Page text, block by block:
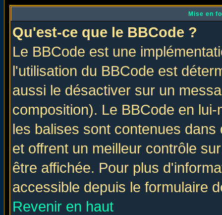
Mise en
Qu'est-ce que le BBCode ?
Le BBCode est une
l'utilisation du BBCode est
aussi le désactiver sur un
composition). Le BBCode en
les balises sont contenues
et offrent un meilleur contrôle
être affichée. Pour plus
accessible depuis le formulaire
Revenir en haut